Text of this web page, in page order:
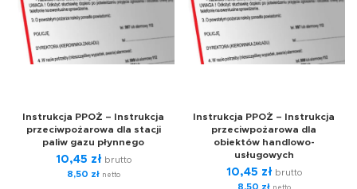
Instrukcja PPOŻ – Instrukcja
przeciwpożarowa dla stacji
paliw gazu płynnego
10,45 zł brutto
8,50 złnetto
Instrukcja PPOŻ – Instrukcja
przeciwpożarowa dla
obiektów handlowo-
usługowych
10,45 zł brutto
8,50 zł